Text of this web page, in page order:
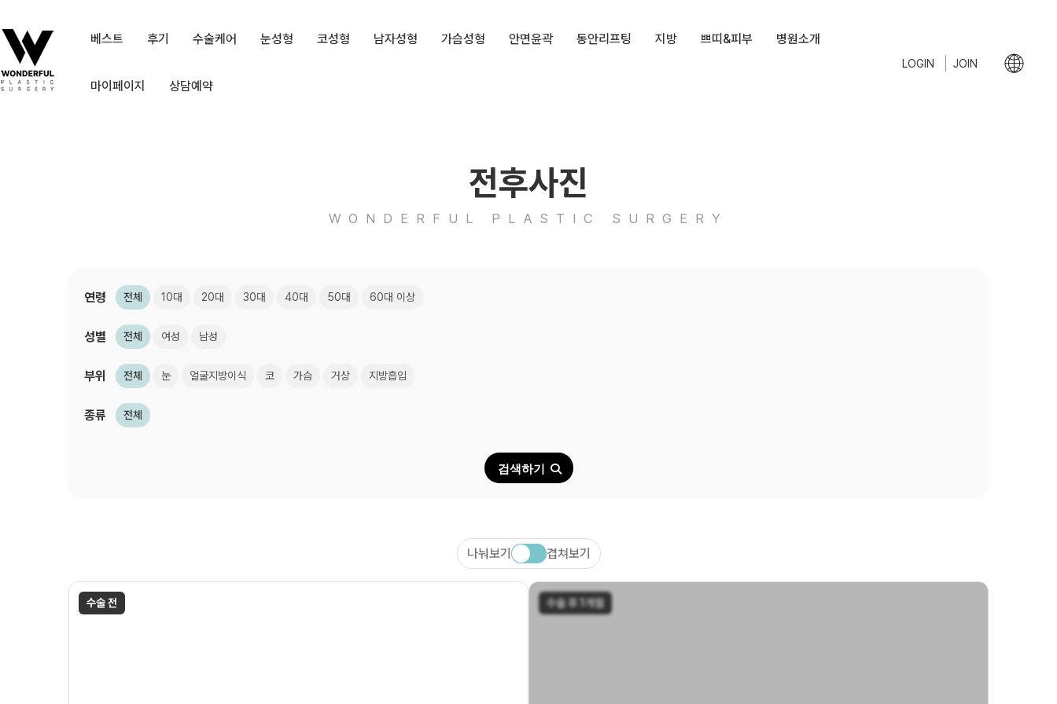
베스트 후기 수술케어 눈성형 코성형 남자성형 가슴성형 안면윤곽 동안리프팅 지방 쁘띠&피부 병원소개
마이페이지 상담예약
LOGIN JOIN
전후사진
WONDERFUL PLASTIC SURGERY
연령 전체 10대 20대 30대 40대 50대 60대 이상
성별 전체 여성 남성
부위 전체 눈 얼굴지방이식 코 가슴 거상 지방흡입
종류 전체
검색하기
나눠보기 겹쳐보기
수술 전 수술 후 1개월